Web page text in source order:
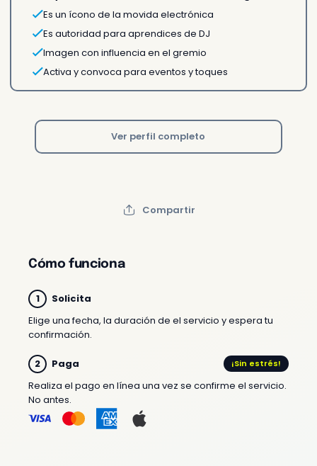
Sorprende a alguien
Enviar como un regalo
Una sorpresa única e
inolvidable
Compartir
Cómo funciona
Solicita
Elige una fecha, la duración de el servicio y espera tu
confirmación.
Paga ¡Sin estrés!
Realiza el pago en línea una vez se confirme el servicio.
No antes.
Es un ícono de la movida electrónica
Es autoridad para aprendices de DJ
Imagen con influencia en el gremio
Activa y convoca para eventos y toques
Ver perfil completo